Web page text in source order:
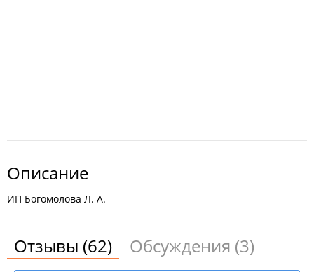
Описание
ИП Богомолова Л. А.
Отзывы (62) Обсуждения (3)